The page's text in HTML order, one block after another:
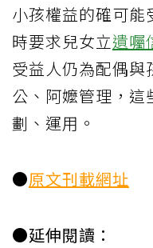
小孩權益的確可能
時要求兒女立遺囑
受益人仍為配偶
公、阿嬤管理，這
劃、運用。
●原文刊載網址
●延伸閱讀：